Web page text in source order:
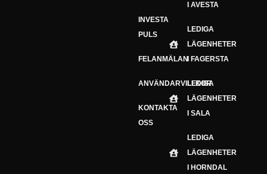
INVESTA
PULS
FELANMÄLAN
ANVÄNDARVILLKOR
KONTAKTA
OSS
I AVESTA
LEDIGA
LÄGENHETER
I FAGERSTA
LEDIGA
LÄGENHETER
I SALA
LEDIGA
LÄGENHETER
I HORNDAL